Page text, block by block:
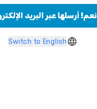
نعم! أرسلها عبر البريد
Switch to English